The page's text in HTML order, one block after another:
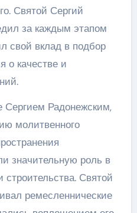
Святой Сергий
за каждым этапом
свой вклад в подбор
о качестве и
Сергием Радонежским,
молитвенного
значительную роль в
строительства. Святой
ремесленнические